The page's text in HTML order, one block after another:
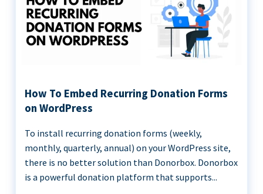
How To Embed Recurring Donation Forms
on WordPress
To install recurring donation forms (weekly,
monthly, quarterly, annual) on your WordPress site,
there is no better solution than Donorbox. Donorbox
is a powerful donation platform that supports...